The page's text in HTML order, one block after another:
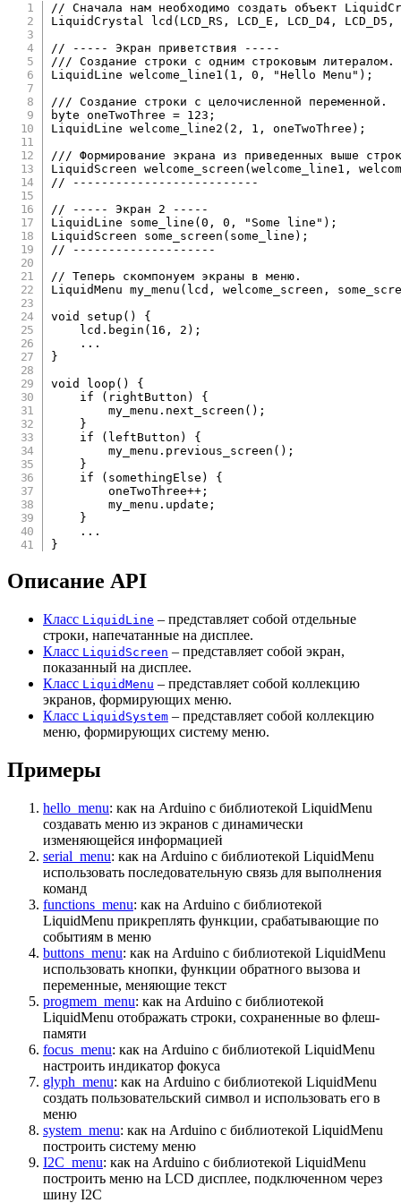
// Сначала нам необходимо создать объект
LiquidCrystal
lcd ( LCD_RS , LCD_E , LCD_D4 , LCD_D5 ,
// ----- Экран приветствия -----
/// Создание строки с одним строковым литералом.
LiquidLine welcome_line1 ( 1 , 0 , "Hello Menu" ) ;
/// Создание строки с целочисленной переменной.
byte oneTwoThree = 123 ;
LiquidLine welcome_line2 ( 2 , 1 , oneTwoThree ) ;
/// Формирование экрана из приведенных выше
LiquidScreen welcome_screen (welcome_line1 ,
// --------------------------
// ----- Экран 2 -----
LiquidLine some_line (0 , 0 , "Some line" ) ;
LiquidScreen some_screen ( some_line ) ;
// --------------------
// Теперь скомпонуем экраны в меню.
LiquidMenu my_menu ( lcd , welcome_screen ,
void
setup ( )
{
    lcd
. begin ( 16 , 2 ) ;
. . .
}
void
loop ( )
{
if
( rightButton )
{
        my_menu
. next_screen ( ) ;
}
if
( leftButton )
{
        my_menu
. previous_screen ( ) ;
}
if
( somethingElse )
{
        oneTwoThree
++ ;
        my_menu
. update ;
}
. . .
}
Описание API
Класс LiquidLine – представляет собой отдельные
строки, напечатанные на дисплее.
Класс LiquidScreen – представляет собой экран,
показанный на дисплее.
Класс LiquidMenu – представляет собой коллекцию
экранов, формирующих меню.
Класс LiquidSystem – представляет собой коллекцию
меню, формирующих систему меню.
Примеры
hello_menu: как на Arduino с библиотекой LiquidMenu
создавать меню из экранов с динамически
изменяющейся информацией
serial_menu: как на Arduino с библиотекой LiquidMenu
использовать последовательную связь для выполнения
команд
functions_menu: как на Arduino с библиотекой
LiquidMenu прикреплять функции, срабатывающие по
событиям в меню
buttons_menu: как на Arduino с библиотекой LiquidMenu
использовать кнопки, функции обратного вызова и
переменные, меняющие текст
progmem_menu: как на Arduino с библиотекой
LiquidMenu отображать строки, сохраненные во флеш-
памяти
focus_menu: как на Arduino с библиотекой LiquidMenu
настроить индикатор фокуса
glyph_menu: как на Arduino с библиотекой LiquidMenu
создать пользовательский символ и использовать его в
меню
system_menu: как на Arduino с библиотекой LiquidMenu
построить систему меню
I2C_menu: как на Arduino с библиотекой LiquidMenu
построить меню на LCD дисплее, подключенном через
шину I2C